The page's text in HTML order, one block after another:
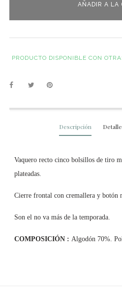
AÑADIR A LA
PRODUCTO DISPONIBLE CON
Descripción
Vaquero recto cinco bolsillos de tiro
plateadas.
Cierre frontal con cremallera y botón
Son el no va más de la temporada.
COMPOSICIÓN : Algodón 70%.